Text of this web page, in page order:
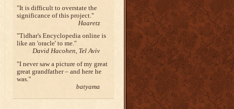
It is difficult to overstate the
significance of this project.
Haaretz
Tidhar's Encyclopedia online is
like an 'oracle' to me.
David Hacohen, Tel Aviv
I never saw a picture of my great
great grandfather – and here he
was.
batyama